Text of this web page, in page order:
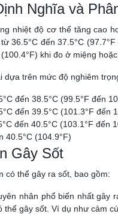
Nghĩa và
nhiệt độ cơ thể tăng cao
36.5°C đến 37.5°C
khi đo ở miệng
dựa trên mức độ nghiêm
đến 38.5°C (99.5°F đến
đến 39.5°C (101.3°F đến
đến 40.5°C (103.1°F đến
40.5°C (104.9°F)
Gây Sốt
có thể gây ra sốt, bao gồm:
nhân phổ biến nhất gây
thể gây sốt. Ví dụ như cảm